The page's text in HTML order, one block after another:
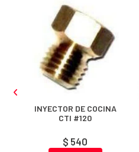
INYECTOR DE COCINA
CTI #120
$ 540